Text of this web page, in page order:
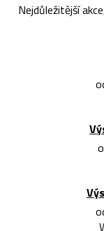
Nejdůležitější